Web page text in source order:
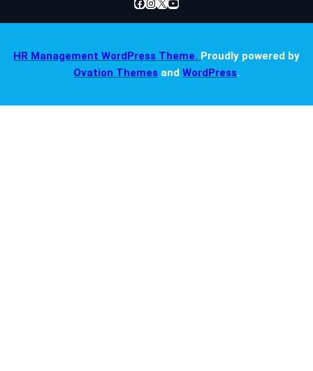
HR Management WordPress Theme. Proudly powered by
Ovation Themes and WordPress.